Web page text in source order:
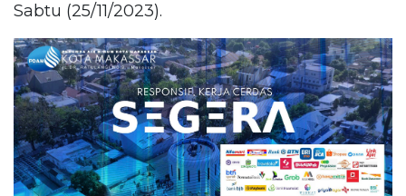
Sabtu (25/11/2023).